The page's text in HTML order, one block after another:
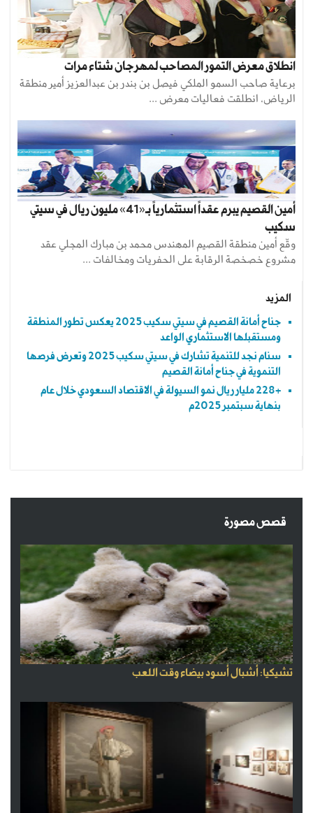
انطلاق معرض التمور المصاحب لمهرجان شتاء مرات
برعاية صاحب السمو الملكي فيصل بن بندر بن عبدالعزيز أمير منطقة
الرياض، انطلقت فعاليات معرض ...
أمين القصيم يبرم عقداً استثمارياً بـ«41» مليون ريال في سيتي
سكيب
وقّع أمين منطقة القصيم المهندس محمد بن مبارك المجلي عقد
مشروع خصخصة الرقابة على الحفريات ومخالفات ...
المزيد
جناح أمانة القصيم في سيتي سكيب 2025 يعكس تطور المنطقة
ومستقبلها الاستثماري الواعد
سنام نجد للتنمية تشارك في سيتي سكيب 2025 وتعرض فرصها
التنموية في جناح أمانة القصيم
+228 مليار ريال نمو السيولة في الاقتصاد السعودي خلال عام
بنهاية سبتمبر 2025م
قصص مصورة
تشيكيا: أشبال أسود بيضاء وقت اللعب